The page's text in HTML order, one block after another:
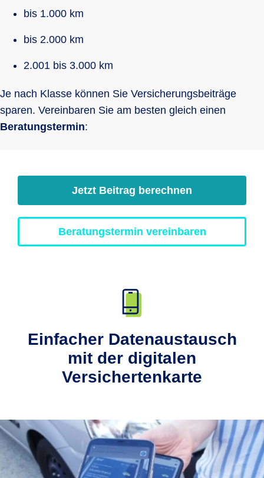
bis 1.000 km
bis 2.000 km
2.001 bis 3.000 km
Je nach Klasse können Sie Versicherungsbeiträge
sparen. Vereinbaren Sie am besten gleich einen
Beratungstermin:
Jetzt Beitrag berechnen
Beratungstermin vereinbaren
Einfacher Datenaustausch
mit der digitalen
Versichertenkarte